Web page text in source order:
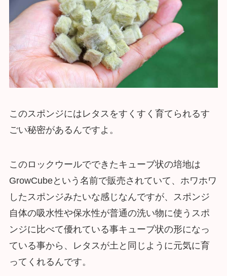
このスポンジにはレタスをすくすく育てられるす
ごい秘密があるんですよ。
このロックウールでできたキューブ状の培地は
GrowCubeという名前で販売されていて、ホワホワ
したスポンジみたいな感じなんですが、スポンジ
自体の吸水性や保水性が普通の洗い物に使うスポ
ンジに比べて優れている事キューブ状の形になっ
ている事から、レタスが土と同じように元気に育
ってくれるんです。